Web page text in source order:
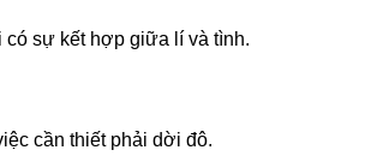
sự kết hợp giữa lí và tình.
cần thiết phải dời đô.